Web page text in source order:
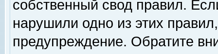
собственный свод правил.
нарушили одно из этих
предупреждение. Обратите